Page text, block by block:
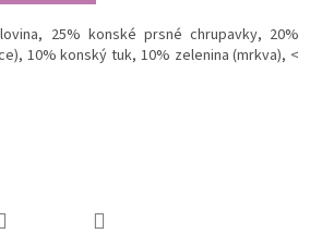
25% konské prsné chrupavky, 20%
10% konský tuk, 10% zelenina (mrkva), <